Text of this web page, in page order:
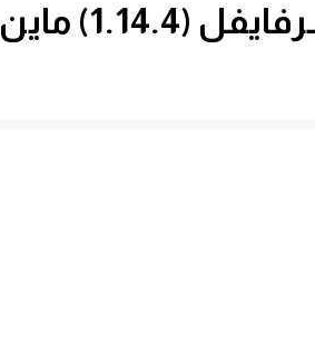
الحلقة #4 لقيت معركة سكليتون وانا بستكشف المنجم – سرفايفل (1.14.4) ماين